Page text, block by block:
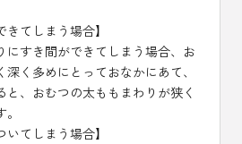
きてしまう場合】
にすき間ができてしまう場合、お
く多めにとっておなかにあて、
と、おむつの太ももまわりが狭く
いてしまう場合】